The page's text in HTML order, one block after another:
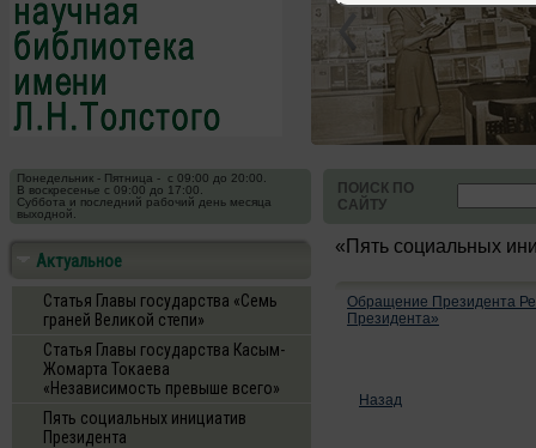
Понедельник - Пятница - с 09:00 до 20:00.
В воскресенье с 09:00 до 17:00.
Суббота и последний рабочий день месяца
выходной.
ПОИСК ПО
САЙТУ
Актуальное
Статья Главы государства «Семь
граней Великой степи»
Статья Главы государства Касым-
Жомарта Токаева
«Независимость превыше всего»
Пять социальных инициатив
Президента
«Пять социальных
Обращение Президента
Президента»
Назад